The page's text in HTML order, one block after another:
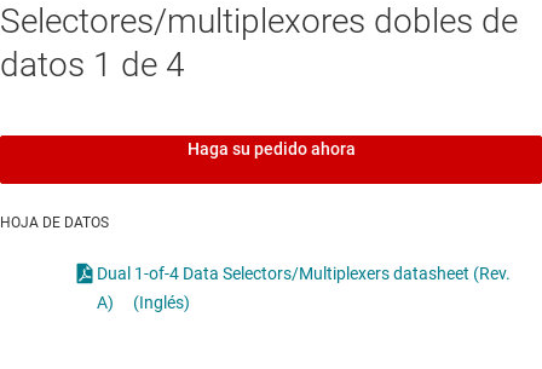
Selectores/multiplexores dobles de
datos 1 de 4
Haga su pedido ahora
HOJA DE DATOS
Dual 1-of-4 Data Selectors/Multiplexers datasheet (Rev.
A)
(Inglés)